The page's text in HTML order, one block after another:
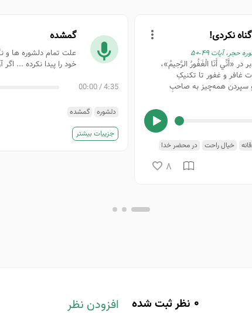
نکردی!
در «أَنِّي أَنَا الْغَفُورُ الرَّحِيمُ»،
غافر و غفور تا تکنیکِ
سپردن همه‌چیز به صاحبِ
خیال راحت
در محضر خدا
هدایت هدف 8
گمشده
علت تمام دلشوره ها و
خود را پیدا نکرده ... اگر
4:35
/
00:00
دلشوره گمشده
جزییات بیشتر
0 نظر ثبت شده افزودن نظر